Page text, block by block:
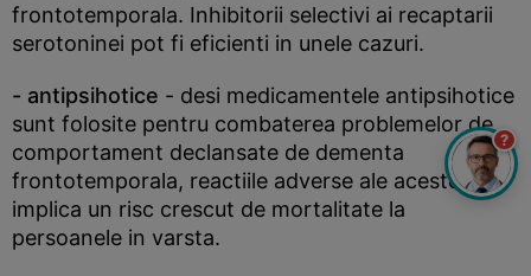
frontotemporala. Inhibitorii selectivi ai recaptarii
serotoninei pot fi eficienti in unele cazuri.
- antipsihotice - desi medicamentele antipsihotice
sunt folosite pentru combaterea problemelor de
comportament declansate de dementa
frontotemporala, reactiile adverse ale acestora
implica un risc crescut de mortalitate la
persoanele in varsta.
?